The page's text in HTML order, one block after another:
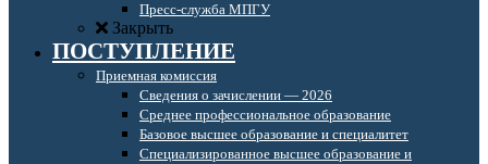
Пресс-служба МПГУ
Закрыть
ПОСТУПЛЕНИЕ
Приемная комиссия
Сведения о зачислении — 2026
Среднее профессиональное образование
Базовое высшее образование и специалитет
Специализированное высшее образование и